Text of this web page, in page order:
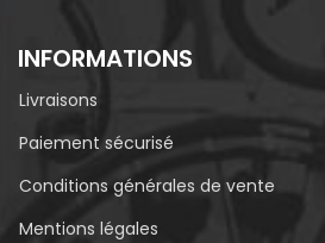
INFORMATIONS
Livraisons
Paiement sécurisé
Conditions générales de vente
Mentions légales